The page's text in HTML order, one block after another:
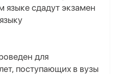
языке сдадут экзамен
для
поступающих в вузы